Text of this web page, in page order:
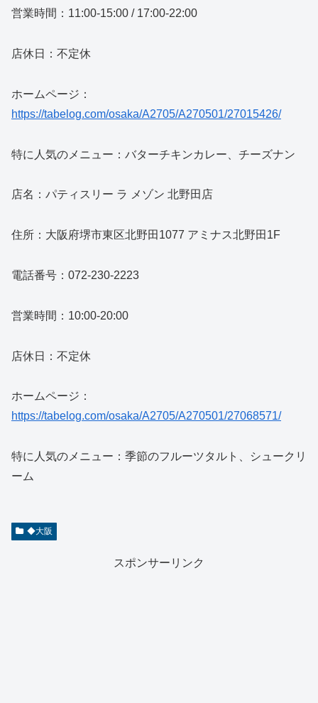
営業時間：11:00-15:00 / 17:00-22:00
店休日：不定休
ホームページ：
https://tabelog.com/osaka/A2705/A270501/27015426/
特に人気のメニュー：バターチキンカレー、チーズナン
店名：パティスリー ラ メゾン 北野田店
住所：大阪府堺市東区北野田1077 アミナス北野田1F
電話番号：072-230-2223
営業時間：10:00-20:00
店休日：不定休
ホームページ：
https://tabelog.com/osaka/A2705/A270501/27068571/
特に人気のメニュー：季節のフルーツタルト、シュークリ
ーム
◆大阪
スポンサーリンク